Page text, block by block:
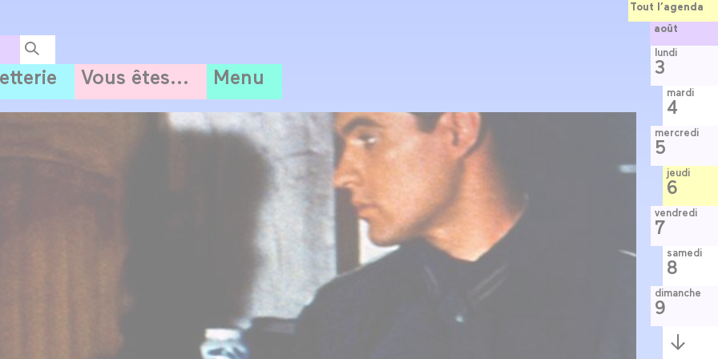
Vous êtes... Menu
Tout l’agenda
août
lundi
3
mardi
4
mercredi
5
jeudi
6
vendredi
7
samedi
8
dimanche
9
Semaine
suivante